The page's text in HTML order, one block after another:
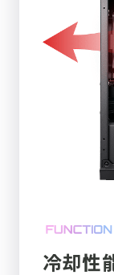
冷却性